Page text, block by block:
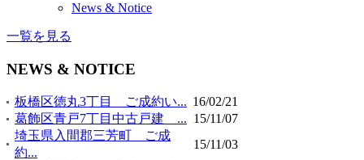
News & Notice
一覧を見る
NEWS & NOTICE
板橋区徳丸3丁目 ご成約い... 16/02/21
葛飾区青戸7丁目中古戸建 ... 15/11/07
埼玉県入間郡三芳町 ご成
約...
15/11/03